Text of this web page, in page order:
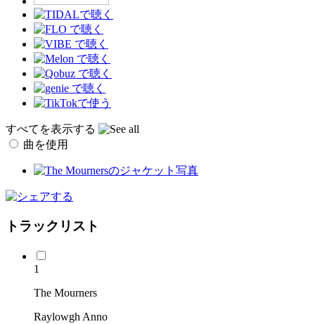
すべてを表示する
曲を使用
トラックリスト
1
The Mourners
Raylowgh Anno